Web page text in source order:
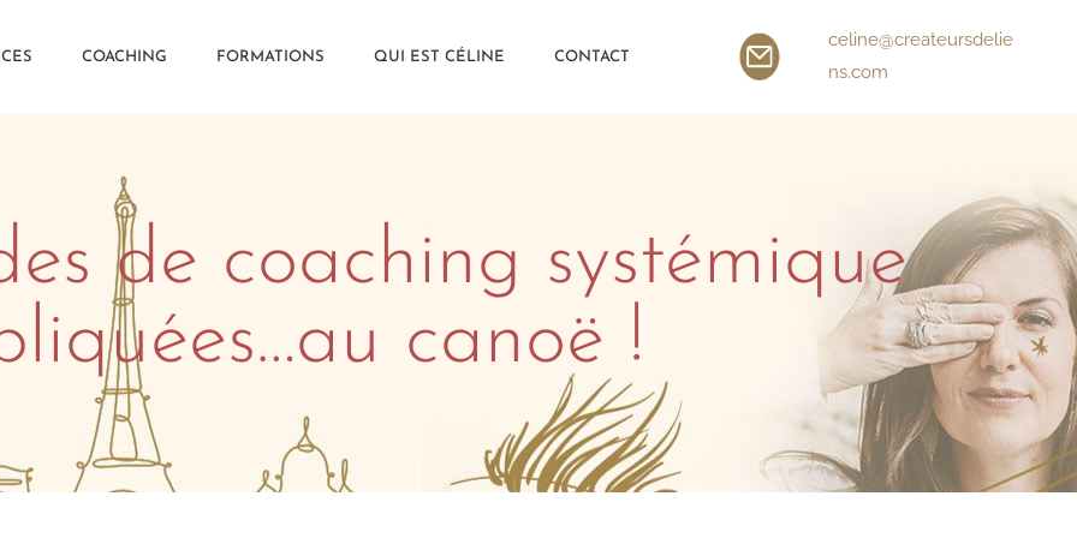
COACHING FORMATIONS QUI EST CÉLINE CONTACT
celine@createursdelie
ns.com
de coaching systémique
canoë !